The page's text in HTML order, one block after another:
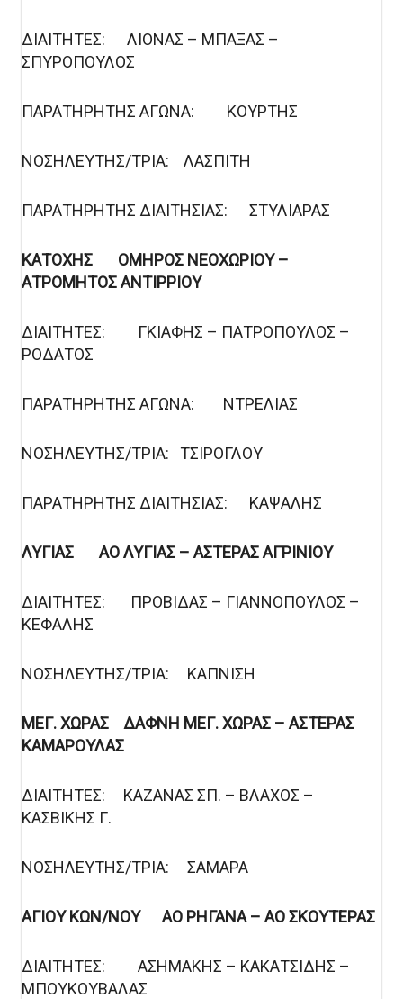
ΔΙΑΙΤΗΤΕΣ: ΛΙΟΝΑΣ – ΜΠΑΞΑΣ –
ΣΠΥΡΟΠΟΥΛΟΣ
ΠΑΡΑΤΗΡΗΤΗΣ ΑΓΩΝΑ: ΚΟΥΡΤΗΣ
ΝΟΣΗΛΕΥΤΗΣ/ΤΡΙΑ: ΛΑΣΠΙΤΗ
ΠΑΡΑΤΗΡΗΤΗΣ ΔΙΑΙΤΗΣΙΑΣ: ΣΤΥΛΙΑΡΑΣ
ΚΑΤΟΧΗΣ ΟΜΗΡΟΣ ΝΕΟΧΩΡΙΟΥ –
ΑΤΡΟΜΗΤΟΣ ΑΝΤΙΡΡΙΟΥ
ΔΙΑΙΤΗΤΕΣ: ΓΚΙΑΦΗΣ – ΠΑΤΡΟΠΟΥΛΟΣ –
ΡΟΔΑΤΟΣ
ΠΑΡΑΤΗΡΗΤΗΣ ΑΓΩΝΑ: ΝΤΡΕΛΙΑΣ
ΝΟΣΗΛΕΥΤΗΣ/ΤΡΙΑ: ΤΣΙΡΟΓΛΟΥ
ΠΑΡΑΤΗΡΗΤΗΣ ΔΙΑΙΤΗΣΙΑΣ: ΚΑΨΑΛΗΣ
ΛΥΓΙΑΣ ΑΟ ΛΥΓΙΑΣ – ΑΣΤΕΡΑΣ ΑΓΡΙΝΙΟΥ
ΔΙΑΙΤΗΤΕΣ: ΠΡΟΒΙΔΑΣ – ΓΙΑΝΝΟΠΟΥΛΟΣ –
ΚΕΦΑΛΗΣ
ΝΟΣΗΛΕΥΤΗΣ/ΤΡΙΑ: ΚΑΠΝΙΣΗ
ΜΕΓ. ΧΩΡΑΣ ΔΑΦΝΗ ΜΕΓ. ΧΩΡΑΣ – ΑΣΤΕΡΑΣ
ΚΑΜΑΡΟΥΛΑΣ
ΔΙΑΙΤΗΤΕΣ: ΚΑΖΑΝΑΣ ΣΠ. – ΒΛΑΧΟΣ –
ΚΑΣΒΙΚΗΣ Γ.
ΝΟΣΗΛΕΥΤΗΣ/ΤΡΙΑ: ΣΑΜΑΡΑ
ΑΓΙΟΥ ΚΩΝ/ΝΟΥ ΑΟ ΡΗΓΑΝΑ – ΑΟ ΣΚΟΥΤΕΡΑΣ
ΔΙΑΙΤΗΤΕΣ: ΑΣΗΜΑΚΗΣ – ΚΑΚΑΤΣΙΔΗΣ –
ΜΠΟΥΚΟΥΒΑΛΑΣ